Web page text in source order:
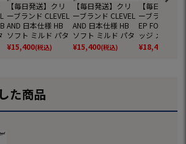
【毎日発送】クリ
ーブランド CLEVEL
AND 日本仕様 HB
ソフト ミルド パタ
ー #5 メンズ 右用
ハンティントンビー
¥15,400(税込)
【毎日発送】クリ
ーブランド CLEVEL
AND 日本仕様 HB
ソフト ミルド パタ
ー #8P メンズ 右用
ハンティントンビー
¥15,400(税込)
【毎日発送】
ーブランド
EP FORGED
ッジ メンズ
BS TOUR
ールシャフト
¥18,480
た商品